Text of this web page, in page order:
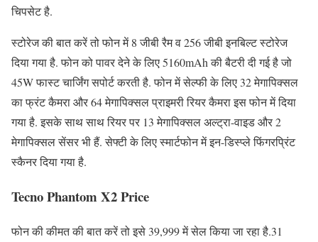
चिपसेट है.
स्टोरेज की बात करें तो फोन में 8 जीबी रैम व 256 जीबी इनबिल्ट स्टोरेज
दिया गया है. फोन को पावर देने के लिए 5160mAh की बैटरी दी गई है जो
45W फास्ट चार्जिंग सपोर्ट करती है. फोन में सेल्फी के लिए 32 मेगापिक्सल
का फ्रंट कैमरा और 64 मेगापिक्सल प्राइमरी रियर कैमरा इस फोन में दिया
गया है. इसके साथ साथ रियर पर 13 मेगापिक्सल अल्ट्रा-वाइड और 2
मेगापिक्सल सेंसर भी हैं. सेफ्टी के लिए स्मार्टफोन में इन-डिस्प्ले फिंगरप्रिंट
स्कैनर दिया गया है.
Tecno Phantom X2 Price
फोन की कीमत की बात करें तो इसे 39,999 में सेल किया जा रहा है.31